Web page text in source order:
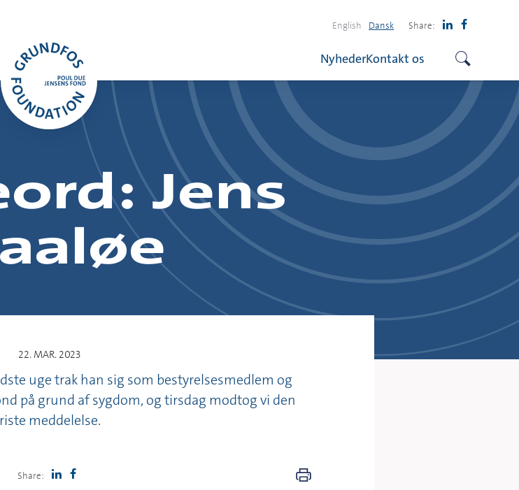
English Dansk Share:
NyhederKontakt os
Jens
22. MAR. 2023
uge trak han sig som bestyrelsesmedlem og
på grund af sygdom, og tirsdag modtog vi den
meddelelse.
Share: